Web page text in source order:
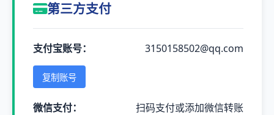
第三方支付
支付宝账号： 3150158502@qq.com
复制账号
微信支付： 扫码支付或添加微信转账